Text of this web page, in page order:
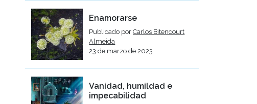
Enamorarse
Publicado porCarlos Bitencourt
Almeida
23 de marzo de 2023
Vanidad, humildad e
impecabilidad